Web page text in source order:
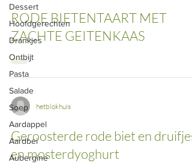
Dessert
Hoofdgerechten
Drankjes
Ontbijt
Pasta
Salade
Soep
Aardappel
Aardbei
Aubergine
RODE BIETENTAART MET
ZACHTE GEITENKAAS
hetblokhuis
Geroosterde rode biet en druifjes
en mosterdyoghurt